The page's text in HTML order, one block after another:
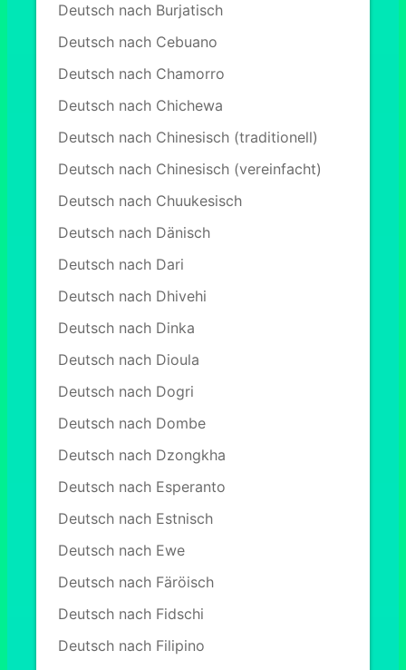
Deutsch nach Burjatisch
Deutsch nach Cebuano
Deutsch nach Chamorro
Deutsch nach Chichewa
Deutsch nach Chinesisch (traditionell)
Deutsch nach Chinesisch (vereinfacht)
Deutsch nach Chuukesisch
Deutsch nach Dänisch
Deutsch nach Dari
Deutsch nach Dhivehi
Deutsch nach Dinka
Deutsch nach Dioula
Deutsch nach Dogri
Deutsch nach Dombe
Deutsch nach Dzongkha
Deutsch nach Esperanto
Deutsch nach Estnisch
Deutsch nach Ewe
Deutsch nach Färöisch
Deutsch nach Fidschi
Deutsch nach Filipino